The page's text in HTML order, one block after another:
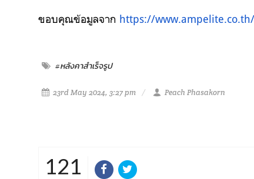
ขอบคุณข้อมูลจาก https://www.ampelite.co.th/
#หลังคาสำเร็จรูป
23rd May 2024, 3:27 pm Peach Phasakorn
121